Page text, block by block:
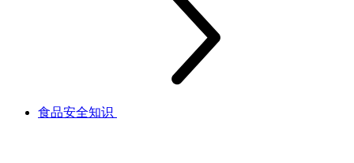
食品安全知识